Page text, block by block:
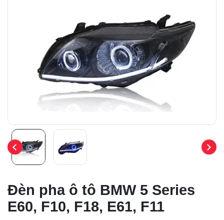
Đèn pha ô tô BMW 5 Series
E60, F10, F18, E61, F11